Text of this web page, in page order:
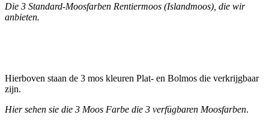
Die 3 Standard-Moosfarben Rentiermoos (Islandmoos), die wir
anbieten.
Hierboven staan de 3 mos kleuren Plat- en Bolmos die verkrijgbaar
zijn.
Hier sehen sie die 3 Moos Farbe die 3 verfügbaren Moosfarben.